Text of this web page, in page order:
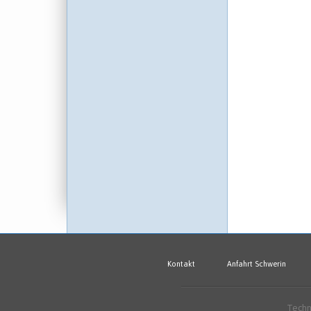
Kontakt Anfahrt Schwerin